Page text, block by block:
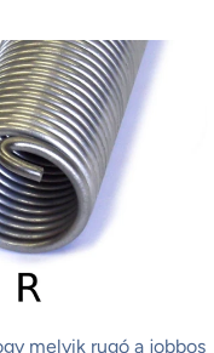
melyik rugó a jobbos